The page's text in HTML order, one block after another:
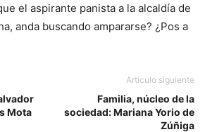
el aspirante panista a la alcaldía de
anda buscando ampararse? ¿Pos a
Mota
Artículo siguiente
Familia, núcleo de la
sociedad: Mariana Yorio de
Zúñiga